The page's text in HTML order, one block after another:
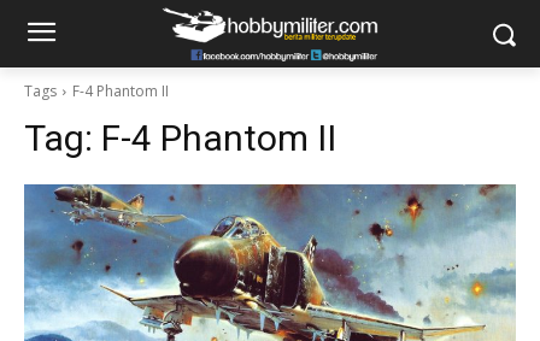
Tags F-4 Phantom II
Tag: F-4 Phantom II